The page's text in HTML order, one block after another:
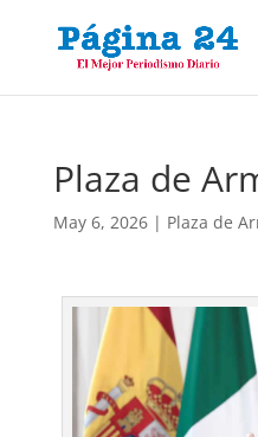
Plaza de
May 6, 2026| Plaza de